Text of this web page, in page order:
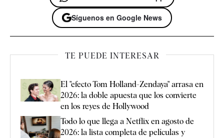
Síguenos en Google News
TE PUEDE INTERESAR
El "efecto Tom Holland-Zendaya" arrasa en
2026: la doble apuesta que los convierte
en los reyes de Hollywood
Todo lo que llega a Netflix en agosto de
2026: la lista completa de películas y